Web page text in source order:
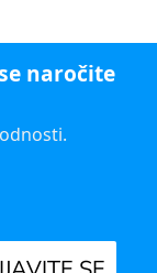
naročite